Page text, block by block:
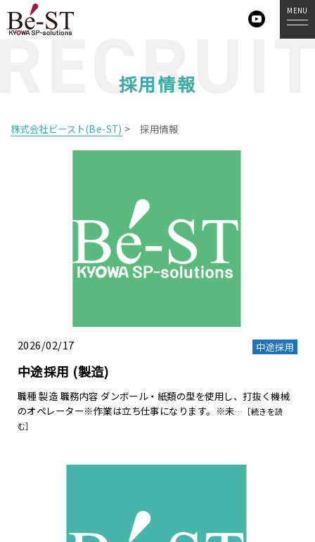
MENU
採用情報
株式会社ビースト(Be-ST) > 採用情報
2026/02/17 中途採用
中途採用 (製造)
職種 製造 職務内容 ダンボール・紙類の型を使用し、打抜く機械
のオペレーター※作業は立ち仕事になります。※未…［続きを読
む］